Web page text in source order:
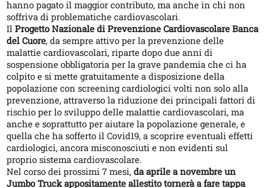
hanno pagato il maggior contributo, ma anche in chi non
soffriva di problematiche cardiovascolari.
IlProgetto Nazionale di Prevenzione Cardiovascolare Banca
del Cuore, da sempre attivo per la prevenzione delle
malattie cardiovascolari, riparte dopo due anni di
sospensione obbligatoria per la grave pandemia che ci ha
colpito e si mette gratuitamente a disposizione della
popolazione con screening cardiologici volti non solo alla
prevenzione, attraverso la riduzione dei principali fattori di
rischio per lo sviluppo delle malattie cardiovascolari, ma
anche e soprattutto per aiutare la popolazione generale, e
quella che ha sofferto il Covid19, a scoprire eventuali effetti
cardiologici, ancora misconosciuti e non evidenti sul
proprio sistema cardiovascolare.
Nel corso dei prossimi 7 mesi,da aprile a novembre un
Jumbo Truck appositamente allestito tornerà a fare tappa